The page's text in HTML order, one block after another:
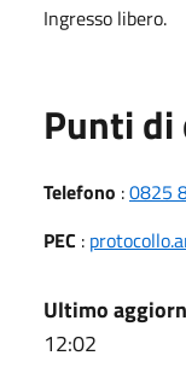
Ingresso libero.
Punti
Telefono :0825
PEC :
Ultimo
12:02